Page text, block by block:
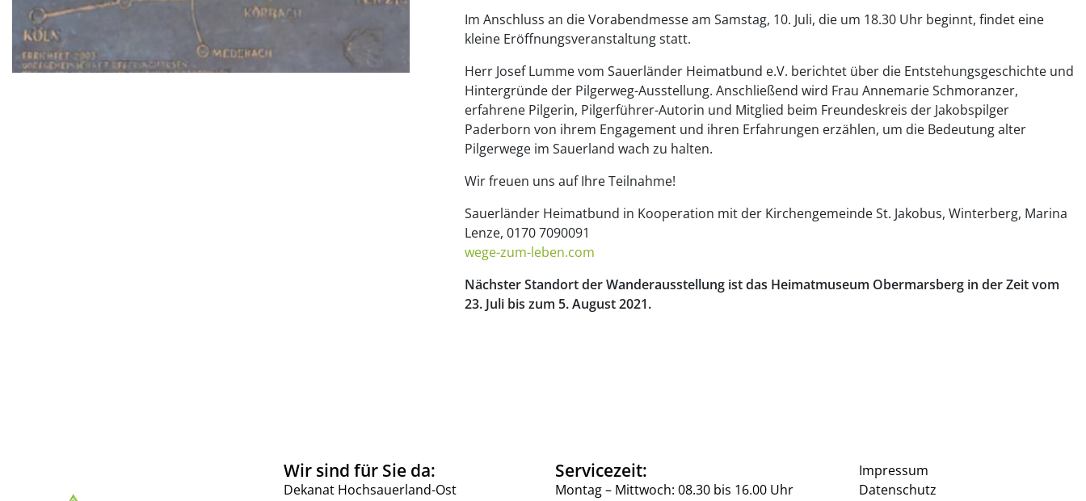
Im Anschluss an die Vorabendmesse am Samstag, 10. Juli, die um 18.30 Uhr beginnt, findet eine
kleine Eröffnungsveranstaltung statt.
Herr Josef Lumme vom Sauerländer Heimatbund e.V. berichtet über die Entstehungsgeschichte und
Hintergründe der Pilgerweg-Ausstellung. Anschließend wird Frau Annemarie Schmoranzer,
erfahrene Pilgerin, Pilgerführer-Autorin und Mitglied beim Freundeskreis der Jakobspilger
Paderborn von ihrem Engagement und ihren Erfahrungen erzählen, um die Bedeutung alter
Pilgerwege im Sauerland wach zu halten.
Wir freuen uns auf Ihre Teilnahme!
Sauerländer Heimatbund in Kooperation mit der Kirchengemeinde St. Jakobus, Winterberg, Marina
Lenze, 0170 7090091
wege-zum-leben.com
Nächster Standort der Wanderausstellung ist das Heimatmuseum Obermarsberg in der Zeit vom
23. Juli bis zum 5. August 2021.
Wir sind für Sie da:
Dekanat Hochsauerland-Ost
Servicezeit:
Montag – Mittwoch: 08.30 bis 16.00 Uhr
Impressum
Datenschutz